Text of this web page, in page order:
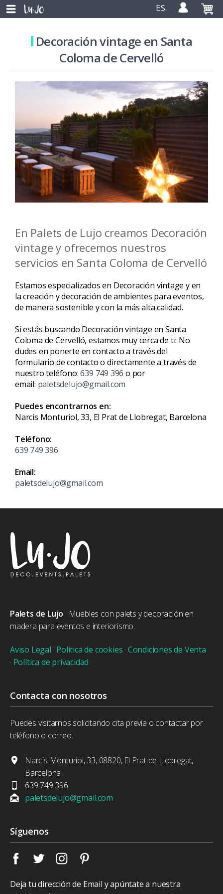
ES
Decoración vintage en Santa
Coloma de Cervelló
En Palets de Lujo creamos Decoración
vintage y ofrecemos nuestros
servicios en Santa Coloma de Cervelló
Estamos especializados en Decoración vintage y en
la creación y decoración de ambientes para eventos,
de manera sostenible y con la más alta calidad.
Si estás buscando Decoración vintage en Santa
Coloma de Cervelló, estamos muy cerca de ti: No
dudes en ponerte en contacto a través del
formulario de contacto o directamente a través de
nuestro teléfono:639 749 396 o por
email: paletsdelujo@gmail.com
Puedes encontrarnos en:
Narcis Monturiol, 33, El Prat de Llobregat, Barcelona
Teléfono:
639 749 396
Email:
paletsdelujo@gmail.com
Palets de Lujo · Muebles con palets y decoración en
madera para eventos e interiorismo.
Aviso Legal · Política de cookies · Condiciones de Venta
· Política de privacidad
Contacta con nosotros
Puedes visitarnos solicitando cita previa o contactar por
teléfono o correo.
Narcis Monturiol, 33, 08820, El Prat de Llobregat,
Barcelona
639 749 396
paletsdelujo@gmail.com
Síguenos
Deja tu dirección de Email y apúntate a nuestra